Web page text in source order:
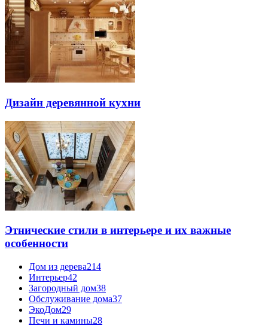
Дизайн деревянной кухни
Этнические стили в интерьере и их важные
особенности
Дом из дерева214
Интерьер42
Загородный дом38
Обслуживание дома37
ЭкоДом29
Печи и камины28